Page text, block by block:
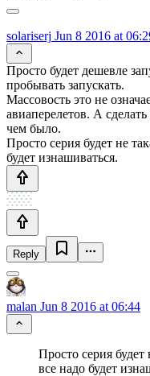
solariserj Jun 8 2016 at
Просто будет дешевле
пробывать запускать.
Массовость это не
авиаперелетов. А
чем было.
Просто серия будет не
будет изнашиваться.
Reply
malan Jun 8 2016 at 06:44
Просто серия будет
все надо будет